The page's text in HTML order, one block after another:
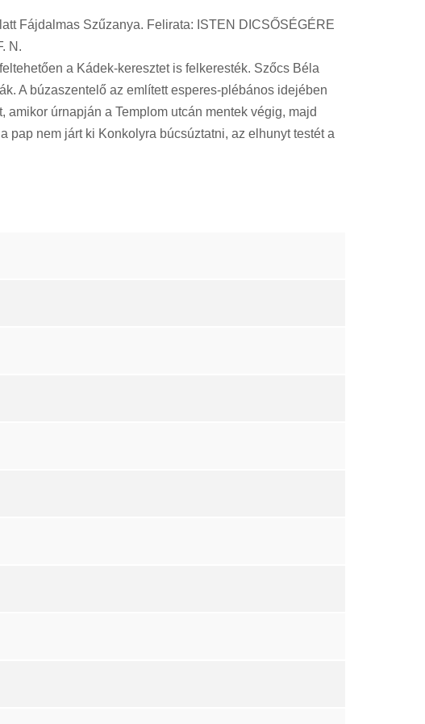
Fájdalmas Szűzanya. Felirata: ISTEN DICSŐSÉGÉRE
N.
a Kádek-keresztet is felkeresték. Szőcs Béla
A búzaszentelő az említett esperes-plébános idejében
úrnapján a Templom utcán mentek végig, majd
nem járt ki Konkolyra búcsúztatni, az elhunyt testét a